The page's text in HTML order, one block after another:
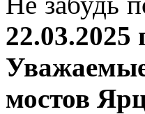
22.03.2025
мостов